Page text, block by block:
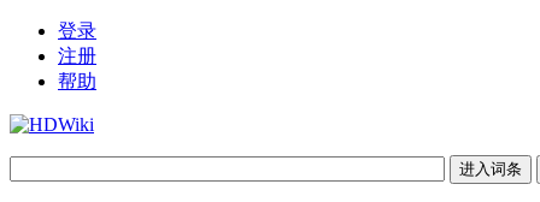
登录
注册
帮助